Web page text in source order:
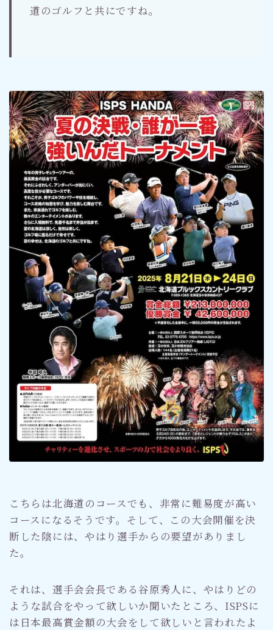
道のゴルフと共にですね。
こちらは北海道のコースでも、非常に難易度が高い
コースになるそうです。そして、この大会開催を決
断した陰には、やはり選手からの要望がありまし
た。
それは、選手会会長である谷原秀人に、やはりどの
ような試合をやって欲しいか聞いたところ、ISPSに
は日本最高賞金額の大会をして欲しいと言われたよ